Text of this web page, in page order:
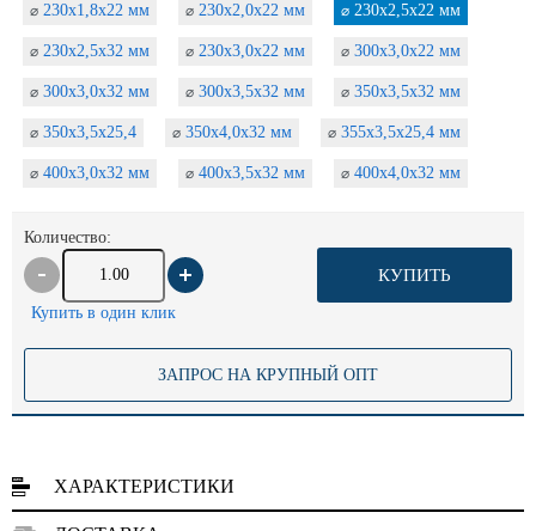
⌀ 230х1,8х22 мм ⌀ 230х2,0х22 мм ⌀ 230х2,5х22 мм
⌀ 230х2,5х32 мм ⌀ 230х3,0х22 мм ⌀ 300х3,0х22 мм
⌀ 300х3,0х32 мм ⌀ 300х3,5х32 мм ⌀ 350х3,5х32 мм
⌀ 350х3,5х25,4 ⌀ 350х4,0х32 мм ⌀ 355х3,5х25,4 мм
⌀ 400х3,0х32 мм ⌀ 400х3,5х32 мм ⌀ 400х4,0х32 мм
Количество:
КУПИТЬ
Купить в один клик
ЗАПРОС НА КРУПНЫЙ ОПТ
ХАРАКТЕРИСТИКИ